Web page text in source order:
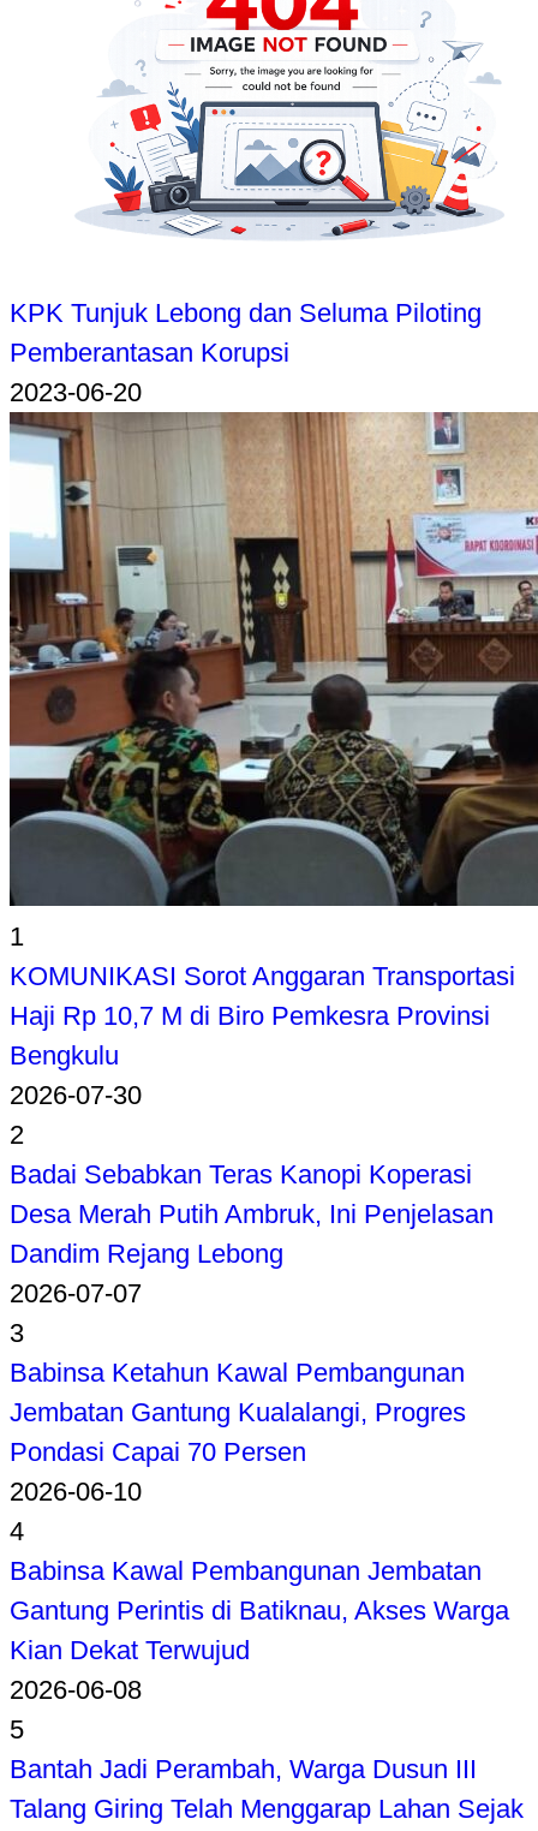
KPK Tunjuk Lebong dan Seluma Piloting
Pemberantasan Korupsi
2023-06-20
1
KOMUNIKASI Sorot Anggaran Transportasi
Haji Rp 10,7 M di Biro Pemkesra Provinsi
Bengkulu
2026-07-30
2
Badai Sebabkan Teras Kanopi Koperasi
Desa Merah Putih Ambruk, Ini Penjelasan
Dandim Rejang Lebong
2026-07-07
3
Babinsa Ketahun Kawal Pembangunan
Jembatan Gantung Kualalangi, Progres
Pondasi Capai 70 Persen
2026-06-10
4
Babinsa Kawal Pembangunan Jembatan
Gantung Perintis di Batiknau, Akses Warga
Kian Dekat Terwujud
2026-06-08
5
Bantah Jadi Perambah, Warga Dusun III
Talang Giring Telah Menggarap Lahan Sejak